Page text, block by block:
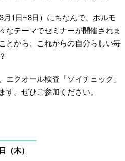
1日~8日）にちなんで、ホルモ
なテーマでセミナーが開催されま
とから、これからの自分らしい毎
エクオール検査「ソイチェック」
。ぜひご参加ください。
（木）